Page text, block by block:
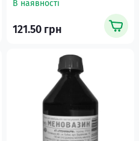
В наявності
121.50 грн